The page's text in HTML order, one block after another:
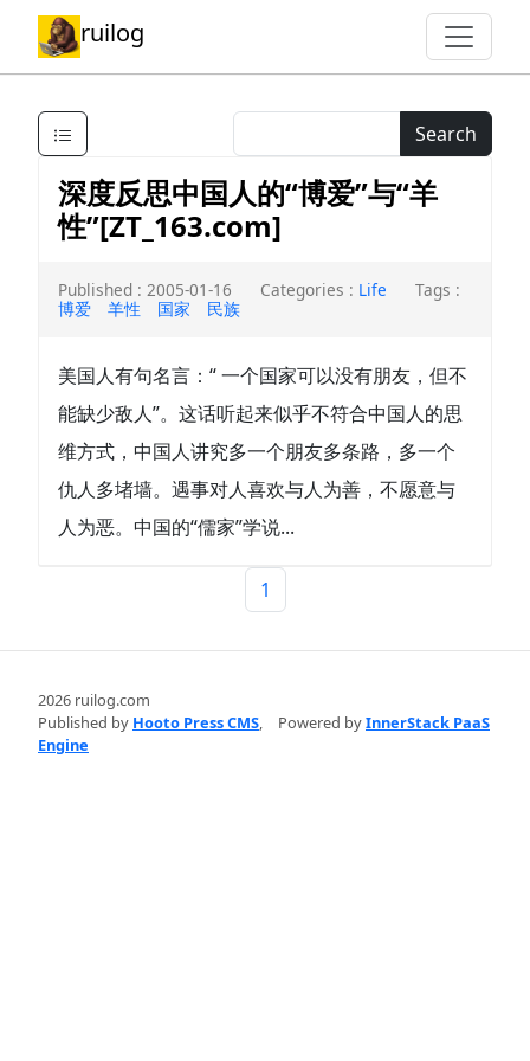
ruilog
Search
深度反思中国人的“博爱”与“羊
性”[ZT_163.com]
Published : 2005-01-16 Categories : Life
Tags :
博爱
羊性 国家 民族
美国人有句名言：“ 一个国家可以没有朋友，但不
能缺少敌人”。这话听起来似乎不符合中国人的思
维方式，中国人讲究多一个朋友多条路，多一个
仇人多堵墙。遇事对人喜欢与人为善，不愿意与
人为恶。中国的“儒家”学说...
1
2026 ruilog.com
Published by Hooto Press CMS, Powered byInnerStack PaaS
Engine